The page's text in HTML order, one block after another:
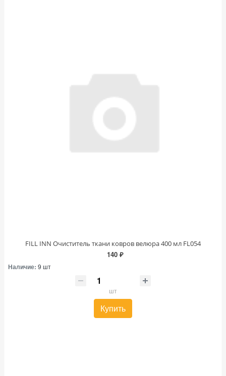
FILL INN Очиститель ткани ковров велюра 400 мл FL054
140 ₽
Наличие: 9 шт
шт
Купить